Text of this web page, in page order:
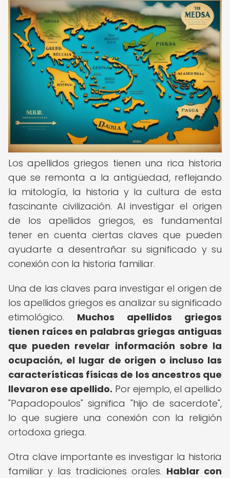
Los apellidos griegos tienen una rica historia
que se remonta a la antigüedad, reflejando
la mitología, la historia y la cultura de esta
fascinante civilización. Al investigar el origen
de los apellidos griegos, es fundamental
tener en cuenta ciertas claves que pueden
ayudarte a desentrañar su significado y su
conexión con la historia familiar.
Una de las claves para investigar el origen de
los apellidos griegos es analizar su significado
etimológico. Muchos apellidos griegos
tienen raíces en palabras griegas antiguas
que pueden revelar información sobre la
ocupación, el lugar de origen o incluso las
características físicas de los ancestros que
llevaron ese apellido. Por ejemplo, el apellido
"Papadopoulos" significa "hijo de sacerdote",
lo que sugiere una conexión con la religión
ortodoxa griega.
Otra clave importante es investigar la historia
familiar y las tradiciones orales. Hablar con